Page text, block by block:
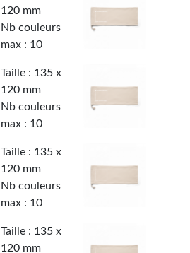
120 mm
Nb couleurs
max : 10
Taille : 135 x
120 mm
Nb couleurs
max : 10
Taille : 135 x
120 mm
Nb couleurs
max : 10
Taille : 135 x
120 mm